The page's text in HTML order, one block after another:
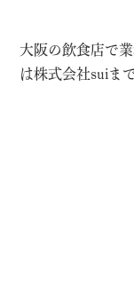
大阪の飲食店で
は株式会社suiま